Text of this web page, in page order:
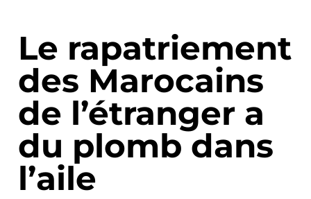
Le rapatriement
des Marocains
de l’étranger a
du plomb dans
l’aile